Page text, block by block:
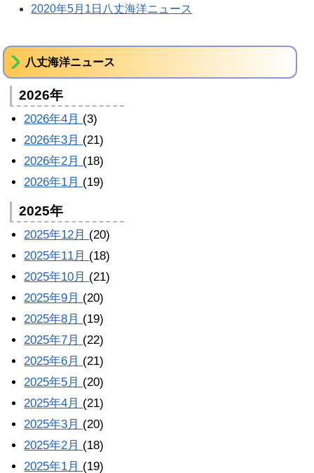
2020年5月1日八丈海洋ニュース
八丈海洋ニュース
2026年
2026年4月 (3)
2026年3月 (21)
2026年2月 (18)
2026年1月 (19)
2025年
2025年12月 (20)
2025年11月 (18)
2025年10月 (21)
2025年9月 (20)
2025年8月 (19)
2025年7月 (22)
2025年6月 (21)
2025年5月 (20)
2025年4月 (21)
2025年3月 (20)
2025年2月 (18)
2025年1月 (19)